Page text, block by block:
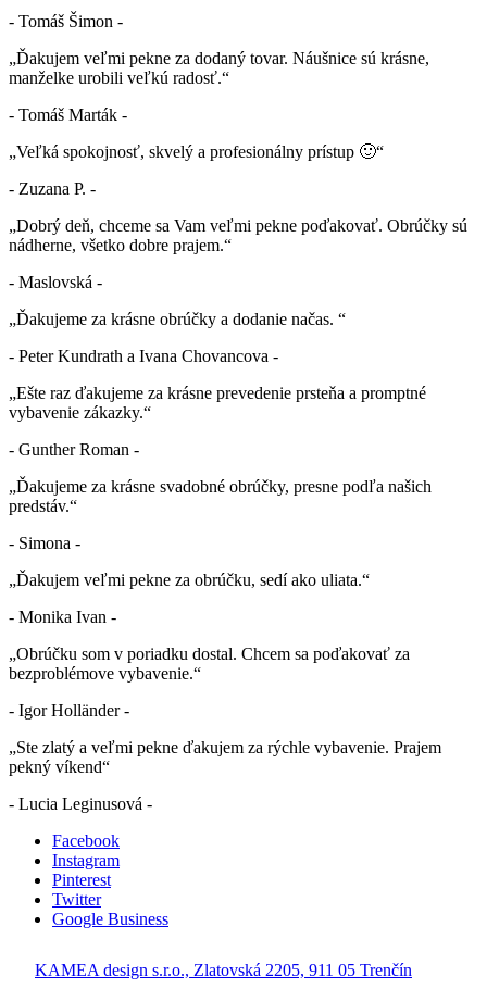
- Tomáš Šimon -
„Ďakujem veľmi pekne za dodaný tovar. Náušnice sú krásne,
manželke urobili veľkú radosť.“
- Tomáš Marták -
„Veľká spokojnosť, skvelý a profesionálny prístup 🙂“
- Zuzana P. -
„Dobrý deň, chceme sa Vam veľmi pekne poďakovať. Obrúčky sú
nádherne, všetko dobre prajem.“
- Maslovská -
„Ďakujeme za krásne obrúčky a dodanie načas. “
- Peter Kundrath a Ivana Chovancova -
„Ešte raz ďakujeme za krásne prevedenie prsteňa a promptné
vybavenie zákazky.“
- Gunther Roman -
„Ďakujeme za krásne svadobné obrúčky, presne podľa našich
predstáv.“
- Simona -
„Ďakujem veľmi pekne za obrúčku, sedí ako uliata.“
- Monika Ivan -
„Obrúčku som v poriadku dostal. Chcem sa poďakovať za
bezproblémove vybavenie.“
- Igor Holländer -
„Ste zlatý a veľmi pekne ďakujem za rýchle vybavenie. Prajem
pekný víkend“
- Lucia Leginusová -
Facebook
Instagram
Pinterest
Twitter
Google Business
KAMEA design s.r.o., Zlatovská 2205, 911 05 Trenčín